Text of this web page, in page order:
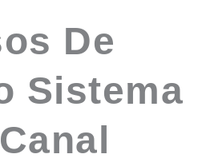
De
Sistema